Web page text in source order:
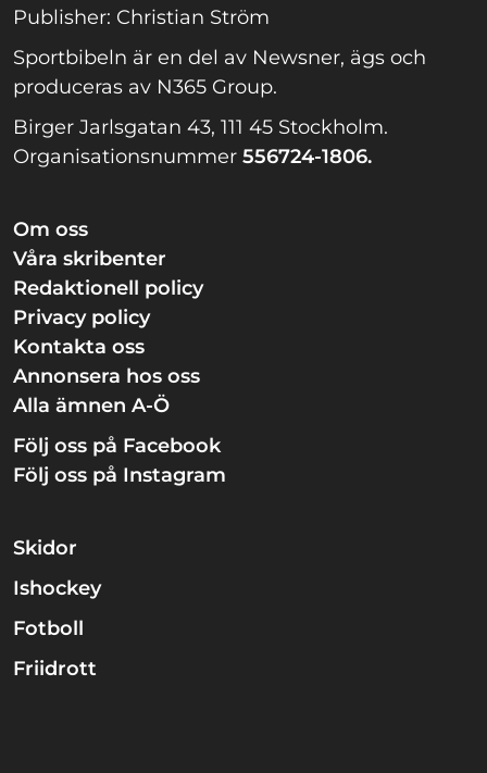
Publisher: Christian Ström
Sportbibeln är en del av Newsner, ägs och
produceras av N365 Group.
Birger Jarlsgatan 43, 111 45 Stockholm.
Organisationsnummer 556724-1806.
Om oss
Våra skribenter
Redaktionell policy
Privacy policy
Kontakta oss
Annonsera hos oss
Alla ämnen A-Ö
Följ oss på Facebook
Följ oss på Instagram
Skidor
Ishockey
Fotboll
Friidrott